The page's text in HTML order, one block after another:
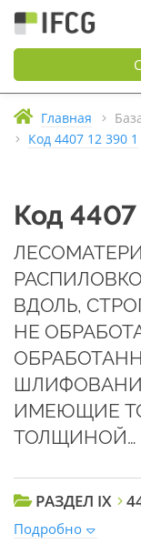
Главная
Код 4407 12 390 1
Код
ВДОЛЬ,
НЕ
ИМЕЮЩИЕ
ТОЛЩИНОЙ…
РАЗДЕЛ IX
Подробно